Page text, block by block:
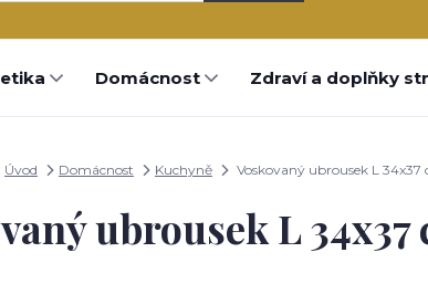
Domácnost Zdraví a doplňky
Úvod Domácnost Kuchyně Voskovaný ubrousek L 34x37
ubrousek L